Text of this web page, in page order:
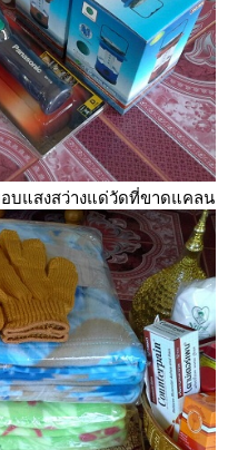
บแสงสว่างแด่วัดที่ขาดแคลน